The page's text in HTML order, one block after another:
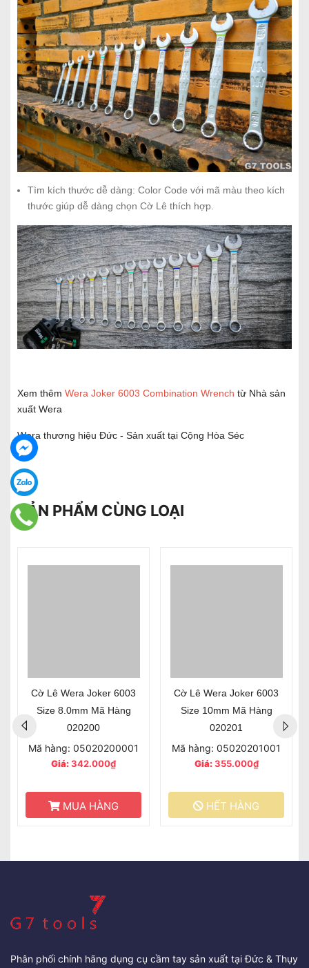
Tìm kích thước dễ dàng: Color Code với mã màu theo kích
thước giúp dễ dàng chọn Cờ Lê thích hợp.
Xem thêm Wera Joker 6003 Combination Wrench từ Nhà sản
xuất Wera
Wera thương hiệu Đức - Sản xuất tại Cộng Hòa Séc
SẢN PHẨM CÙNG LOẠI
Cờ Lê Wera Joker 6003
Size 8.0mm Mã Hàng
020200
Mã hàng: 05020200001
Giá:342.000₫
MUA HÀNG
Cờ Lê Wera Joker 6003
Size 10mm Mã Hàng
020201
Mã hàng: 05020201001
Giá:355.000₫
HẾT HÀNG
Phân phối chính hãng dụng cụ cầm tay sản xuất tại Đức & Thụy